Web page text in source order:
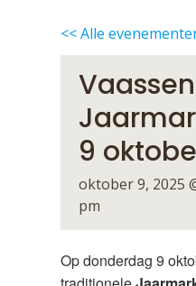
<< Alle
9
oktober 9, 2025
pm
Op donderdag 9